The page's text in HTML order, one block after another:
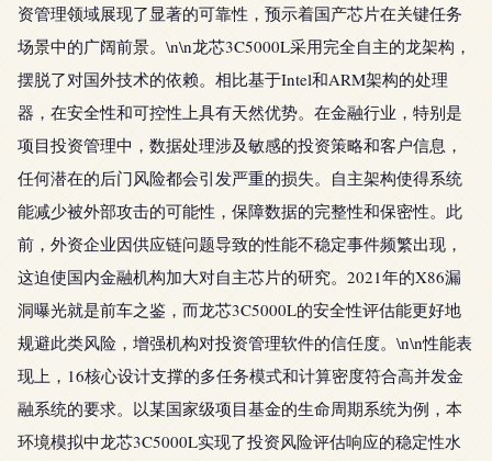
资管理领域展现了显著的可靠性，预示着国产芯片在关键任务
场景中的广阔前景。\n\n龙芯3C5000L采用完全自主的龙架构，
摆脱了对国外技术的依赖。相比基于Intel和ARM架构的处理
器，在安全性和可控性上具有天然优势。在金融行业，特别是
项目投资管理中，数据处理涉及敏感的投资策略和客户信息，
任何潜在的后门风险都会引发严重的损失。自主架构使得系统
能减少被外部攻击的可能性，保障数据的完整性和保密性。此
前，外资企业因供应链问题导致的性能不稳定事件频繁出现，
这迫使国内金融机构加大对自主芯片的研究。2021年的X86漏
洞曝光就是前车之鉴，而龙芯3C5000L的安全性评估能更好地
规避此类风险，增强机构对投资管理软件的信任度。\n\n性能表
现上，16核心设计支撑的多任务模式和计算密度符合高并发金
融系统的要求。以某国家级项目基金的生命周期系统为例，本
环境模拟中龙芯3C5000L实现了投资风险评估响应的稳定性水